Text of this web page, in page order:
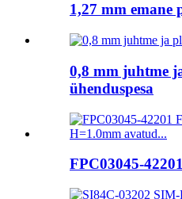
1,27 mm emane
0,8 mm juhtme
ühenduspesa
FPC03045-